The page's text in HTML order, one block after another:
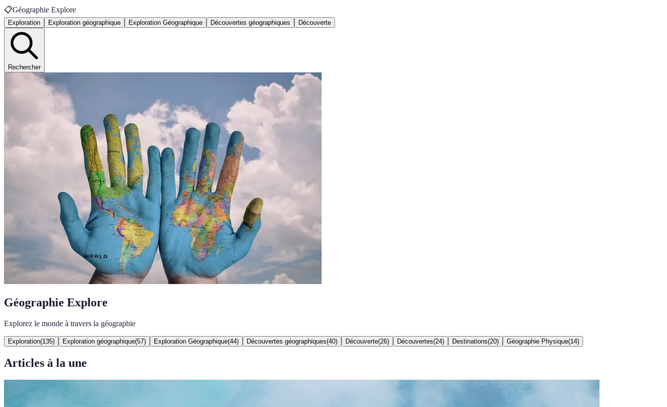
📋Géographie Explore
Exploration Exploration géographique Exploration Géographique Découvertes géographiques Découverte
Rechercher
Géographie Explore
Explorez le monde à travers la géographie
Exploration(135) Exploration géographique(57) Exploration Géographique(44) Découvertes géographiques(40) Découverte(26) Découvertes(24) Destinations(20) Géographie Physique(14)
Articles à la une